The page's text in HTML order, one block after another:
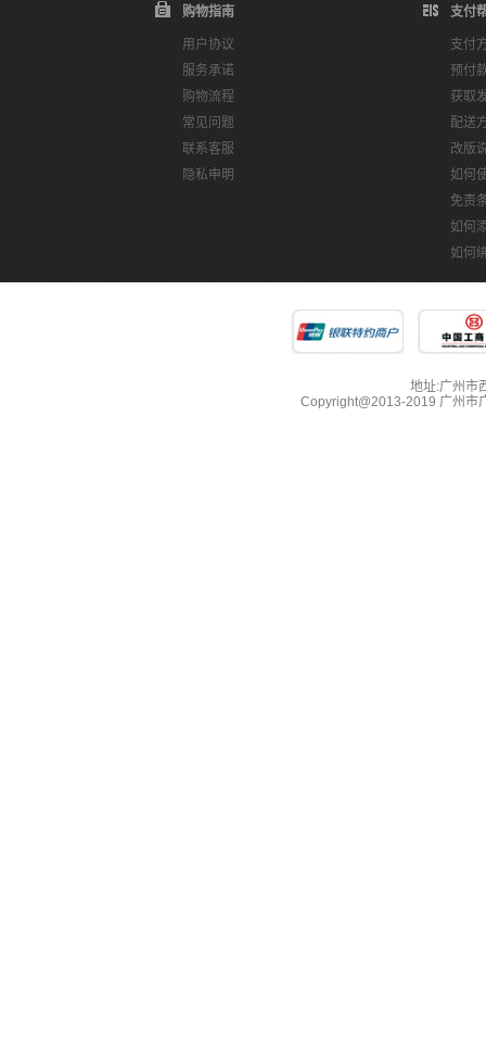
购物指南
用户协议
服务承诺
购物流程
常见问题
联系客服
隐私申明
支付
支付
预付
获取
配送
改版
如何
免责
如何
如何
地址:广州市
Copyright@2013-2019 广州市